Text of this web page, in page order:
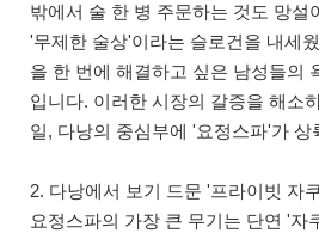
밖에서 술 한 병 주문하는 것도 망설
'무제한 술상'이라는 슬로건을 내세
을 한 번에 해결하고 싶은 남성들의
입니다. 이러한 시장의 갈증을 해소
일, 다낭의 중심부에 '요정스파'가 상
2. 다낭에서 보기 드문 '프라이빗 자
요정스파의 가장 큰 무기는 단연 '자